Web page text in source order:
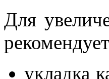
Для
укладка